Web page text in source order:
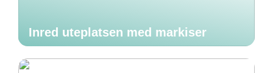
Inred uteplatsen med markiser